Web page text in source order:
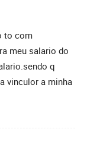
to com
meu salario do
q
vinculor a minha